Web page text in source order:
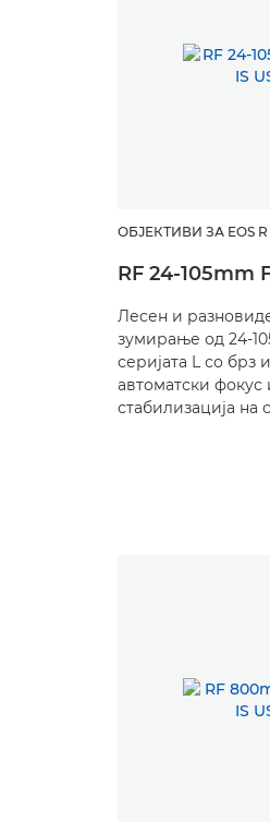
ОБЈЕКТИВИ ЗА EOS R
RF 24-105mm
Лесен и
зумирање од 24-
серијата L со брз
автоматски фокус
стабилизација на